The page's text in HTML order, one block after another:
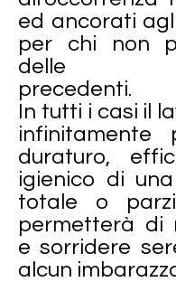
ed ancorati
per chi non
delle
precedenti.
In tutti i casi il
infinitamente
duraturo,
igienico di
totale o
permetterà di
e sorridere
alcun